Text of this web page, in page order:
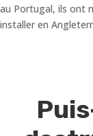
au Portugal, ils ont
installer en